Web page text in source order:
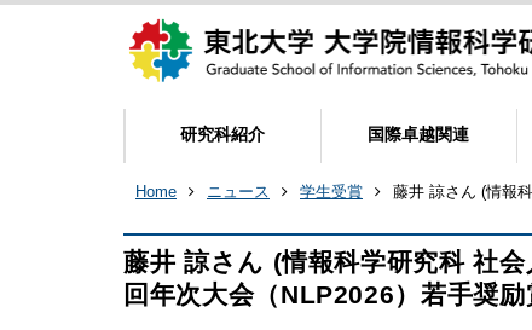
研究科紹介 国際卓越関連
Home ニュース 学生受賞 藤井 諒さん (情報
藤井 諒さん (情報科学研究科 社
回年次大会（NLP2026）若手奨